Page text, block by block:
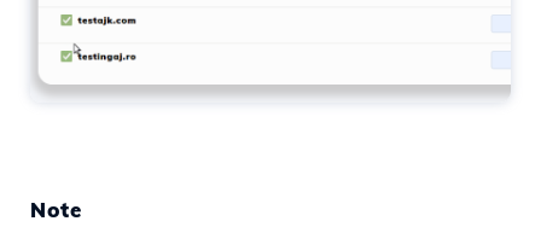
Note